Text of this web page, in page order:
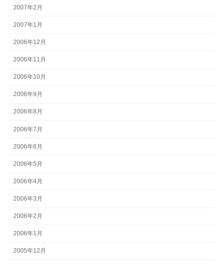
2007年2月
2007年1月
2006年12月
2006年11月
2006年10月
2006年9月
2006年8月
2006年7月
2006年6月
2006年5月
2006年4月
2006年3月
2006年2月
2006年1月
2005年12月